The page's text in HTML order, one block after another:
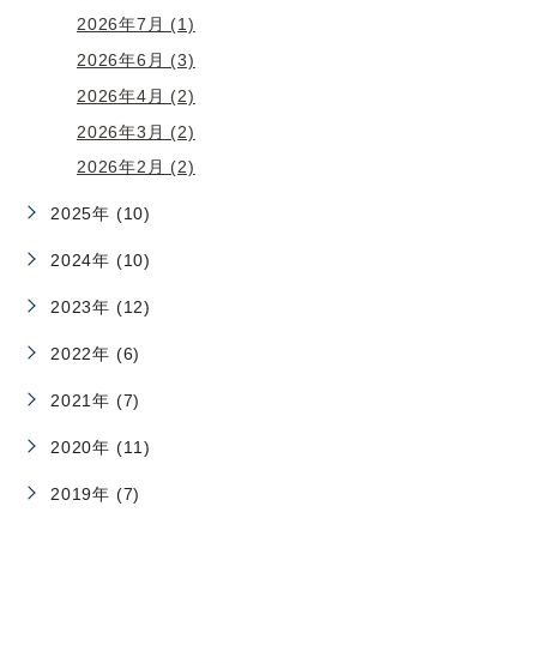
2026年7月 (1)
2026年6月 (3)
2026年4月 (2)
2026年3月 (2)
2026年2月 (2)
2025年 (10)
2024年 (10)
2023年 (12)
2022年 (6)
2021年 (7)
2020年 (11)
2019年 (7)